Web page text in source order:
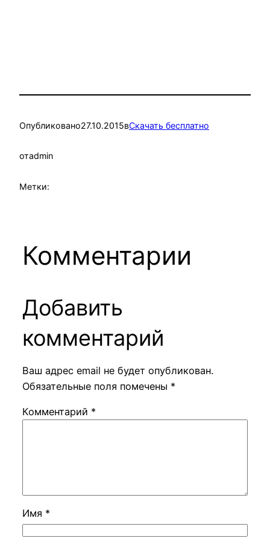
Опубликовано27.10.2015вСкачать бесплатно
отadmin
Метки:
Комментарии
Добавить
комментарий
Ваш адрес email не будет опубликован.
Обязательные поля помечены *
Комментарий *
Имя *